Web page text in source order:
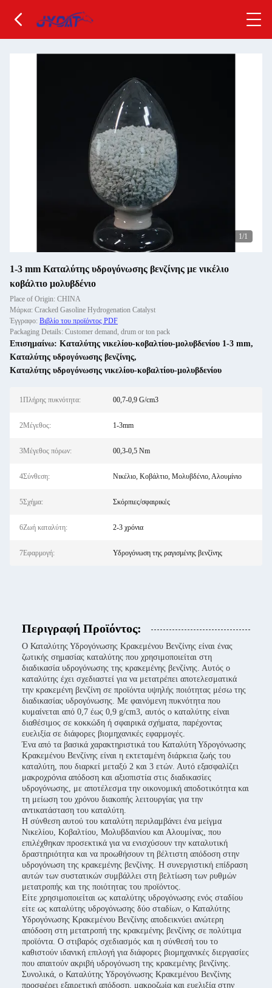
1/1
1-3 mm Καταλύτης υδρογόνωσης βενζίνης με νικέλιο
κοβάλτιο μολυβδένιο
Place of Origin: CHINA
Μάρκα: Cracked Gasoline Hydrogenation Catalyst
Έγγραφο: Βιβλίο του προϊόντος PDF
Packaging Details: Customer demand, drum or ton pack
Επισημαίνω: Καταλύτης νικελίου-κοβαλτίου-μολυβδενίου 1-3 mm,
Καταλύτης υδρογόνωσης βενζίνης,
Καταλύτης υδρογόνωσης νικελίου-κοβαλτίου-μολυβδενίου
1Πλήρης πυκνότητα: 00,7-0,9 G/cm3
2Μέγεθος: 1-3mm
3Μέγεθος πόρων: 00,3-0,5 Nm
4Σύνθεση: Νικέλιο, Κοβάλτιο, Μολυβδένιο, Αλουμίνιο
5Σχήμα: Σκόρπιες/σφαιρικές
6Ζωή καταλύτη: 2-3 χρόνια
7Εφαρμογή: Υδρογόνωση της ραγισμένης βενζίνης
Περιγραφή Προϊόντος:
Ο Καταλύτης Υδρογόνωσης Κρακεμένου Βενζίνης είναι ένας
ζωτικής σημασίας καταλύτης που χρησιμοποιείται στη
διαδικασία υδρογόνωσης της κρακεμένης βενζίνης. Αυτός ο
καταλύτης έχει σχεδιαστεί για να μετατρέπει αποτελεσματικά
την κρακεμένη βενζίνη σε προϊόντα υψηλής ποιότητας μέσω της
διαδικασίας υδρογόνωσης. Με φαινόμενη πυκνότητα που
κυμαίνεται από 0,7 έως 0,9 g/cm3, αυτός ο καταλύτης είναι
διαθέσιμος σε κοκκώδη ή σφαιρικά σχήματα, παρέχοντας
ευελιξία σε διάφορες βιομηχανικές εφαρμογές.
Ένα από τα βασικά χαρακτηριστικά του Καταλύτη Υδρογόνωσης
Κρακεμένου Βενζίνης είναι η εκτεταμένη διάρκεια ζωής του
καταλύτη, που διαρκεί μεταξύ 2 και 3 ετών. Αυτό εξασφαλίζει
μακροχρόνια απόδοση και αξιοπιστία στις διαδικασίες
υδρογόνωσης, με αποτέλεσμα την οικονομική αποδοτικότητα και
τη μείωση του χρόνου διακοπής λειτουργίας για την
αντικατάσταση του καταλύτη.
Η σύνθεση αυτού του καταλύτη περιλαμβάνει ένα μείγμα
Νικελίου, Κοβαλτίου, Μολυβδαινίου και Αλουμίνας, που
επιλέχθηκαν προσεκτικά για να ενισχύσουν την καταλυτική
δραστηριότητα και να προωθήσουν τη βέλτιστη απόδοση στην
υδρογόνωση της κρακεμένης βενζίνης. Η συνεργιστική επίδραση
αυτών των συστατικών συμβάλλει στη βελτίωση των ρυθμών
μετατροπής και της ποιότητας του προϊόντος.
Είτε χρησιμοποιείται ως καταλύτης υδρογόνωσης ενός σταδίου
είτε ως καταλύτης υδρογόνωσης δύο σταδίων, ο Καταλύτης
Υδρογόνωσης Κρακεμένου Βενζίνης αποδεικνύει ανώτερη
απόδοση στη μετατροπή της κρακεμένης βενζίνης σε πολύτιμα
προϊόντα. Ο στιβαρός σχεδιασμός και η σύνθεσή του το
καθιστούν ιδανική επιλογή για διάφορες βιομηχανικές διεργασίες
που απαιτούν ακριβή υδρογόνωση της κρακεμένης βενζίνης.
Συνολικά, ο Καταλύτης Υδρογόνωσης Κρακεμένου Βενζίνης
προσφέρει εξαιρετική απόδοση, μακροζωία και ευελιξία στην